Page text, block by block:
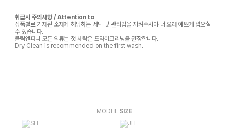
취급시 주의사항 / Attention to
상품별로 기재된 소재에 해당하는 세탁 및 관리법을 지켜주셔야 더 오래 예쁘게 입으실
수 있습니다.
클릭앤퍼니 모든 의류는 첫 세탁은 드라이크리닝을 권장합니다.
Dry Clean is recommended on the first wash.
MODEL SIZE